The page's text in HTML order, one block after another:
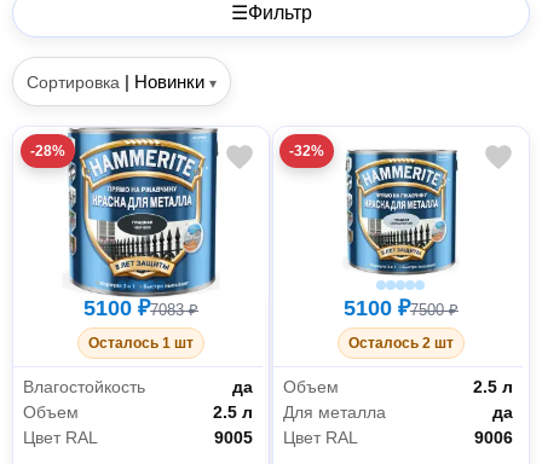
☰Фильтр
Сортировка | Новинки ▾
-28%
5100 ₽7083 ₽
Осталось 1 шт
Влагостойкость
да
Объем
2.5 л
Цвет RAL
9005
-32%
5100 ₽7500 ₽
Осталось 2 шт
Объем
2.5 л
Для металла
да
Цвет RAL
9006